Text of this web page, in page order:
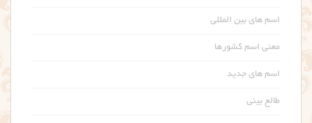
اسم های بین المللی
معنی اسم کشورها
اسم های جدید
طالع بینی